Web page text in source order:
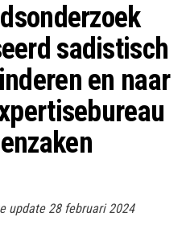
sadistisch
en naar
update 28 februari 2024